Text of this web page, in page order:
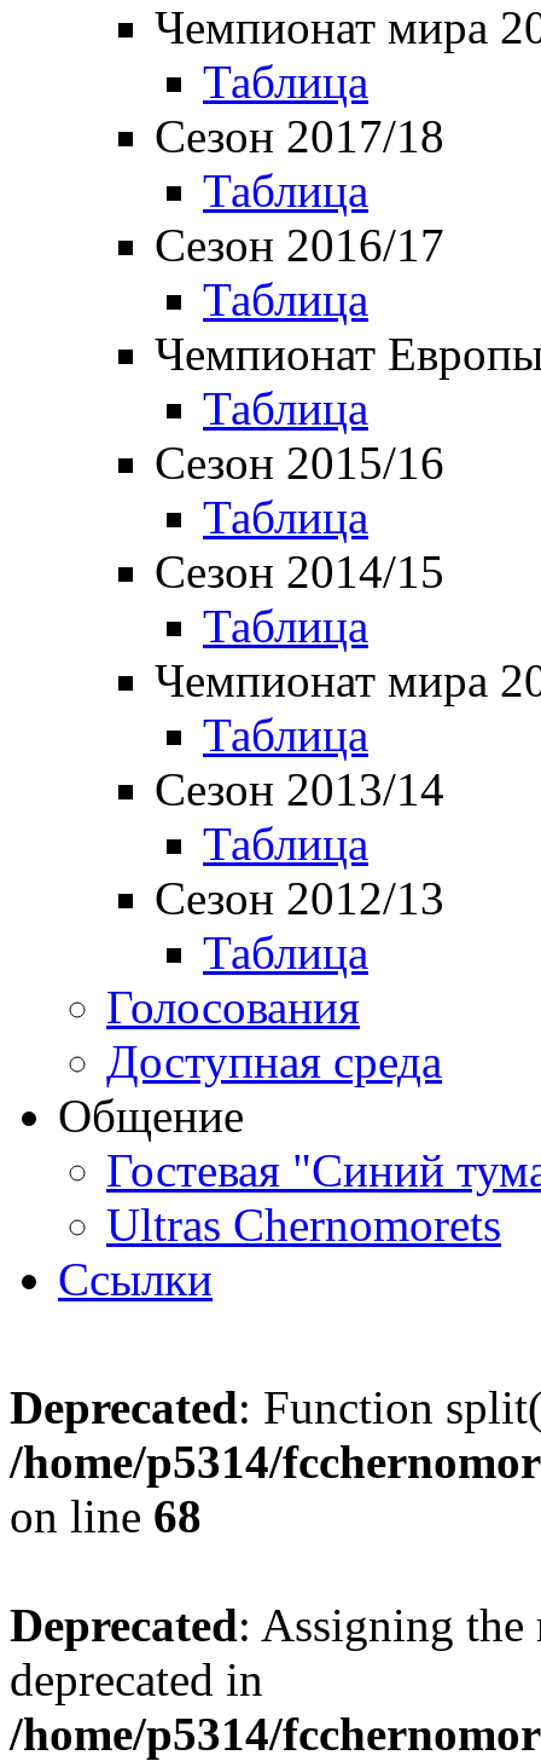
Чемпионат мира
Таблица
Сезон 2017/18
Таблица
Сезон 2016/17
Таблица
Чемпионат
Таблица
Сезон 2015/16
Таблица
Сезон 2014/15
Таблица
Чемпионат мира
Таблица
Сезон 2013/14
Таблица
Сезон 2012/13
Таблица
Голосования
Доступная среда
Общение
Гостевая "Синий
Ultras Chernomorets
Ссылки
Deprecated: Function
/home/p5314/
on line 68
Deprecated: Assigning the
deprecated in
/home/p5314/